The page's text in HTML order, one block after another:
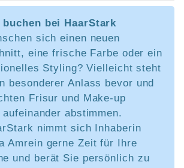
buchen bei HaarStark
sich einen neuen
eine frische Farbe oder ein
Styling? Vielleicht steht
besonderer Anlass bevor und
Frisur und Make-up
abstimmen.
nimmt sich Inhaberin
Amrein gerne Zeit für Ihre
und berät Sie persönlich zu